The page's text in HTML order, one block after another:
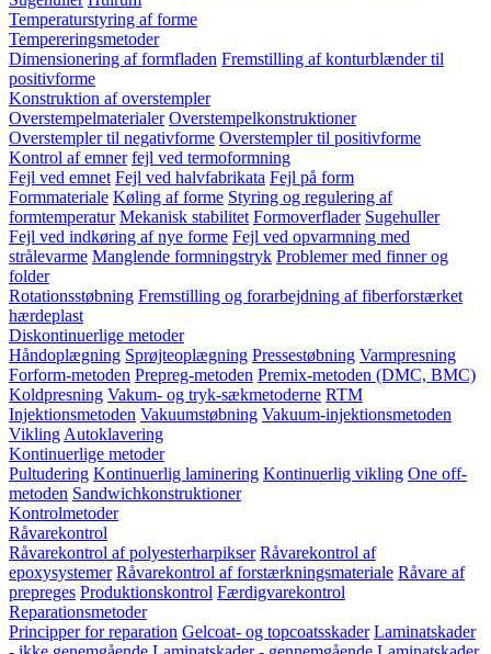
Temperaturstyring af forme
Tempereringsmetoder
Dimensionering af formfladen Fremstilling af konturblænder til
positivforme
Konstruktion af overstempler
Overstempelmaterialer Overstempelkonstruktioner
Overstempler til negativforme Overstempler til positivforme
Kontrol af emner fejl ved termoformning
Fejl ved emnet Fejl ved halvfabrikata Fejl på form
Formmateriale Køling af forme Styring og regulering af
formtemperatur Mekanisk stabilitet Formoverflader Sugehuller
Fejl ved indkøring af nye forme Fejl ved opvarmning med
strålevarme Manglende formningstryk Problemer med finner og
folder
Rotationsstøbning Fremstilling og forarbejdning af fiberforstærket
hærdeplast
Diskontinuerlige metoder
Håndoplægning Sprøjteoplægning Pressestøbning Varmpresning
Forform-metoden Prepreg-metoden Premix-metoden (DMC, BMC)
Koldpresning Vakum- og tryk-sækmetoderne RTM
Injektionsmetoden Vakuumstøbning Vakuum-injektionsmetoden
Vikling Autoklavering
Kontinuerlige metoder
Pultudering Kontinuerlig laminering Kontinuerlig vikling One off-
metoden Sandwichkonstruktioner
Kontrolmetoder
Råvarekontrol
Råvarekontrol af polyesterharpikser Råvarekontrol af
epoxysystemer Råvarekontrol af forstærkningsmateriale Råvare af
prepreges Produktionskontrol Færdigvarekontrol
Reparationsmetoder
Principper for reparation Gelcoat- og topcoatsskader Laminatskader